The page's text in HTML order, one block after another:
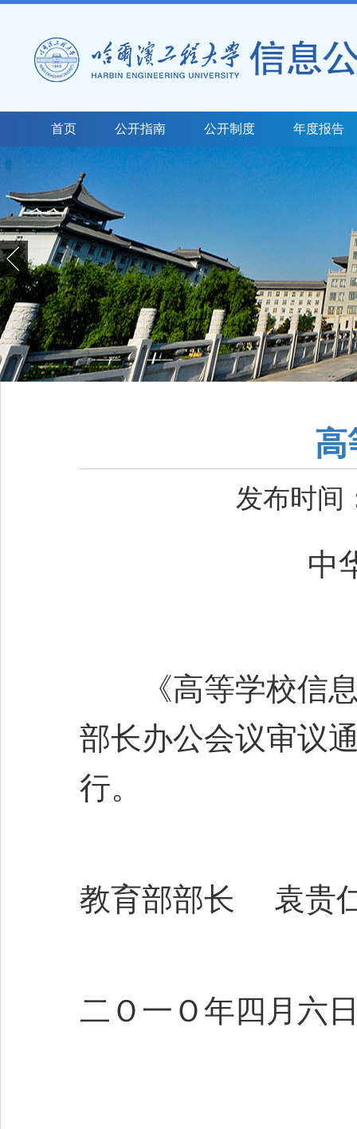
首页 公开指南 公开制度 年度报告
高
发布时
中
《高等学校信息
部长办公会议审议
行。
教育部部长 袁贵
二Ｏ一Ｏ年四月六